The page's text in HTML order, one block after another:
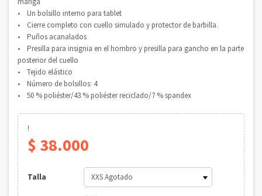
• Un bolsillo interno para tablet
• Cierre completo con cuello simulado y protector de barbilla.
• Puños acanalados
• Presilla para insignia en el hombro y presilla para gancho en la parte
posterior del cuello
• Tejido elástico
• Número de bolsillos: 4
• 50 % poliéster/43 % poliéster reciclado/7 % spandex
!
$ 38.000
Talla